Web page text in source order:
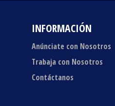
INFORMACIÓN
Anúnciate con Nosotros
Trabaja con Nosotros
Contáctanos